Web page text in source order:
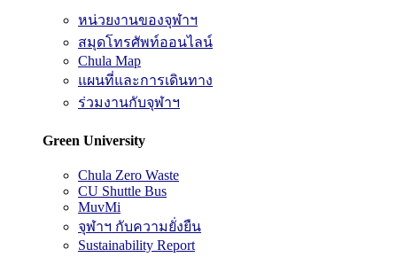
หน่วยงานของจุฬาฯ
สมุดโทรศัพท์ออนไลน์
Chula Map
แผนที่และการเดินทาง
ร่วมงานกับจุฬาฯ
Green University
Chula Zero Waste
CU Shuttle Bus
MuvMi
จุฬาฯ กับความยั่งยืน
Sustainability Report